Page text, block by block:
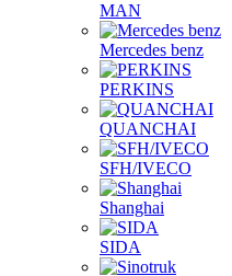
MAN
Mercedes benz
PERKINS
QUANCHAI
SFH/IVECO
Shanghai
SIDA